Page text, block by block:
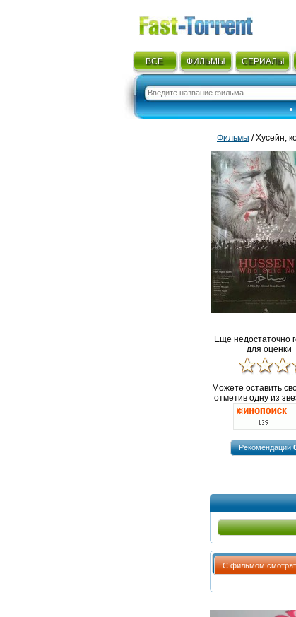
ВСЁ ФИЛЬМЫ СЕРИАЛЫ
●
Фильмы / Хусейн,
Еще недостаточно
для оценки
Можете оставить
отметив одну из
Рекомендаций
С фильмом